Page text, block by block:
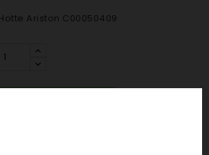
Ariston C00050409